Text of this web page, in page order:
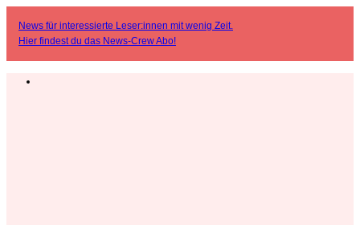
News für interessierte Leser:innen mit wenig Zeit.
Hier findest du das News-Crew Abo!